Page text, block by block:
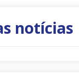
notícias